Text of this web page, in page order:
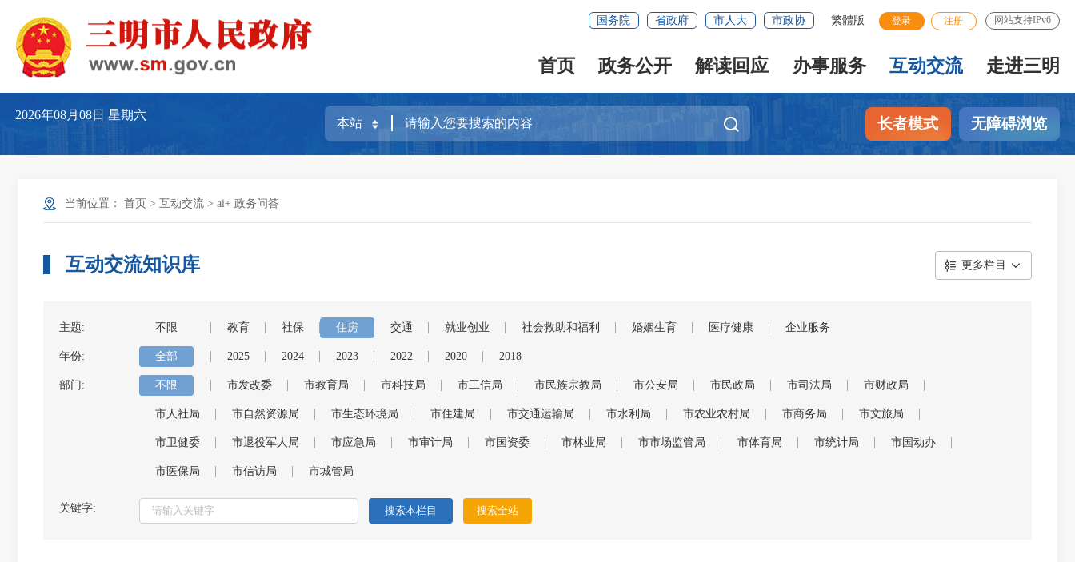
国务院 省政府 市人大 市政协 繁體版 登录 注册 网站支持IPv6
首页 政务公开 解读回应 办事服务 互动交流 走进三明
2026年08月08日星期六
长者模式 无障碍浏览
当前位置： 首页 > 互动交流 > ai+ 政务问答
互动交流知识库 更多栏目
主题: 不限 教育 社保 住房 交通 就业创业 社会救助和福利 婚姻生育 医疗健康 企业服务
年份: 全部 2025 2024 2023 2022 2020 2018
部门: 不限 市发改委 市教育局 市科技局 市工信局 市民族宗教局 市公安局 市民政局 市司法局 市财政局
市人社局 市自然资源局 市生态环境局 市住建局 市交通运输局 市水利局 市农业农村局 市商务局 市文旅局
市卫健委 市退役军人局 市应急局 市审计局 市国资委 市林业局 市市场监管局 市体育局 市统计局 市国动办
市医保局 市信访局 市城管局
关键字: